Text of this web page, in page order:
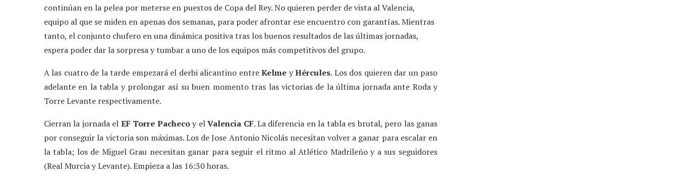
continúan en la pelea por meterse en puestos de Copa del Rey. No quieren perder de vista al Valencia,
equipo al que se miden en apenas dos semanas, para poder afrontar ese encuentro con garantías. Mientras
tanto, el conjunto chufero en una dinámica positiva tras los buenos resultados de las últimas jornadas,
espera poder dar la sorpresa y tumbar a uno de los equipos más competitivos del grupo.
A las cuatro de la tarde empezará el derbi alicantino entreKelme yHércules. Los dos quieren dar un paso
adelante en la tabla y prolongar así su buen momento tras las victorias de la última jornada ante Roda y
Torre Levante respectivamente.
Cierran la jornada el EF Torre Pachecoy elValencia CF. La diferencia en la tabla es brutal, pero las ganas
por conseguir la victoria son máximas. Los de Jose Antonio Nicolás necesitan volver a ganar para escalar en
la tabla; los de Miguel Grau necesitan ganar para seguir el ritmo al Atlético Madrileño y a sus seguidores
(Real Murcia y Levante). Empieza a las 16:30 horas.